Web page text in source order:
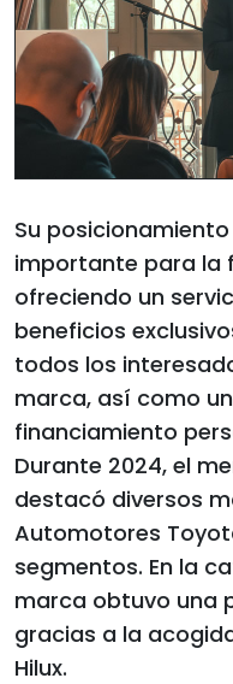
Su
importante para la
ofreciendo un
beneficios
todos los
marca, así como
financiamiento
Durante 2024, el
destacó diversos
Automotores
segmentos. En la
marca obtuvo una
gracias a la
Hilux.